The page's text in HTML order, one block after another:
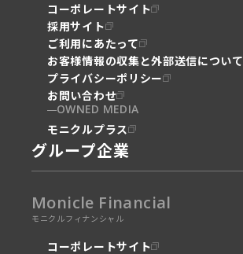
コーポレートサイト
採用サイト
ご利用にあたって
お客様情報の収集と外部送信について
プライバシーポリシー
お問い合わせ
OWNED MEDIA
モニクルプラス
グループ企業
Monicle Financial
モニクルフィナンシャル
コーポレートサイト